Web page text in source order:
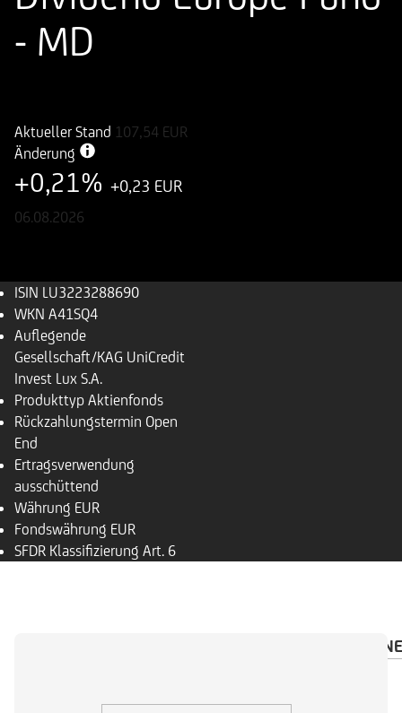
- MD
Aktueller Stand 107,54 EUR
Änderung
+0,21% +0,23 EUR
06.08.2026
ISIN LU3223288690
WKN A41SQ4
Auflegende
Gesellschaft/KAG UniCredit
Invest Lux S.A.
Produkttyp Aktienfonds
Rückzahlungs­termin Open
End
Ertragsverwendung
ausschüttend
Währung EUR
Fondswährung EUR
SFDR Klassifizierung Art. 6